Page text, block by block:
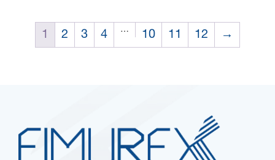
1 2 3 4 … 10 11 12 →